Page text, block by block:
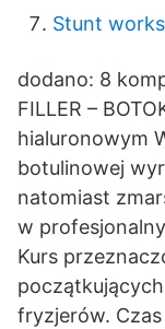
Stunt
dodano: 8
FILLER –
hialuronowym
botulinowej
natomiast
w
Kurs
fryzjerów.